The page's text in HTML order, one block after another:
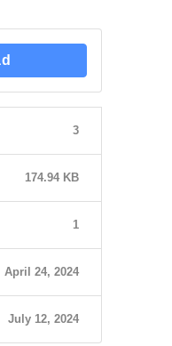
3
174.94 KB
1
April 24, 2024
July 12, 2024